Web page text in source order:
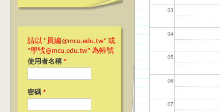
請以 "員編@mcu.edu.tw" 或
"學號@mcu.edu.tw" 為帳號
使用者名稱 *
密碼 *
03
04
05
06
07